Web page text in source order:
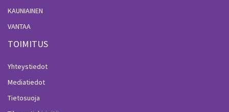
KAUNIAINEN
VANTAA
TOIMITUS
Yhteystiedot
Mediatiedot
Tietosuoja